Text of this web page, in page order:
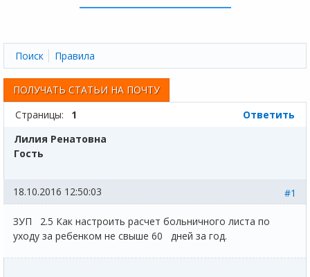
Поиск Правила
ПОЛУЧАТЬ СТАТЬИ НА ПОЧТУ
Страницы:
1
Ответить
Лилия Ренатовна
Гость
#1
18.10.2016 12:50:03
ЗУП 2.5 Как настроить расчет больничного листа по
уходу за ребенком не свыше 60 дней за год.